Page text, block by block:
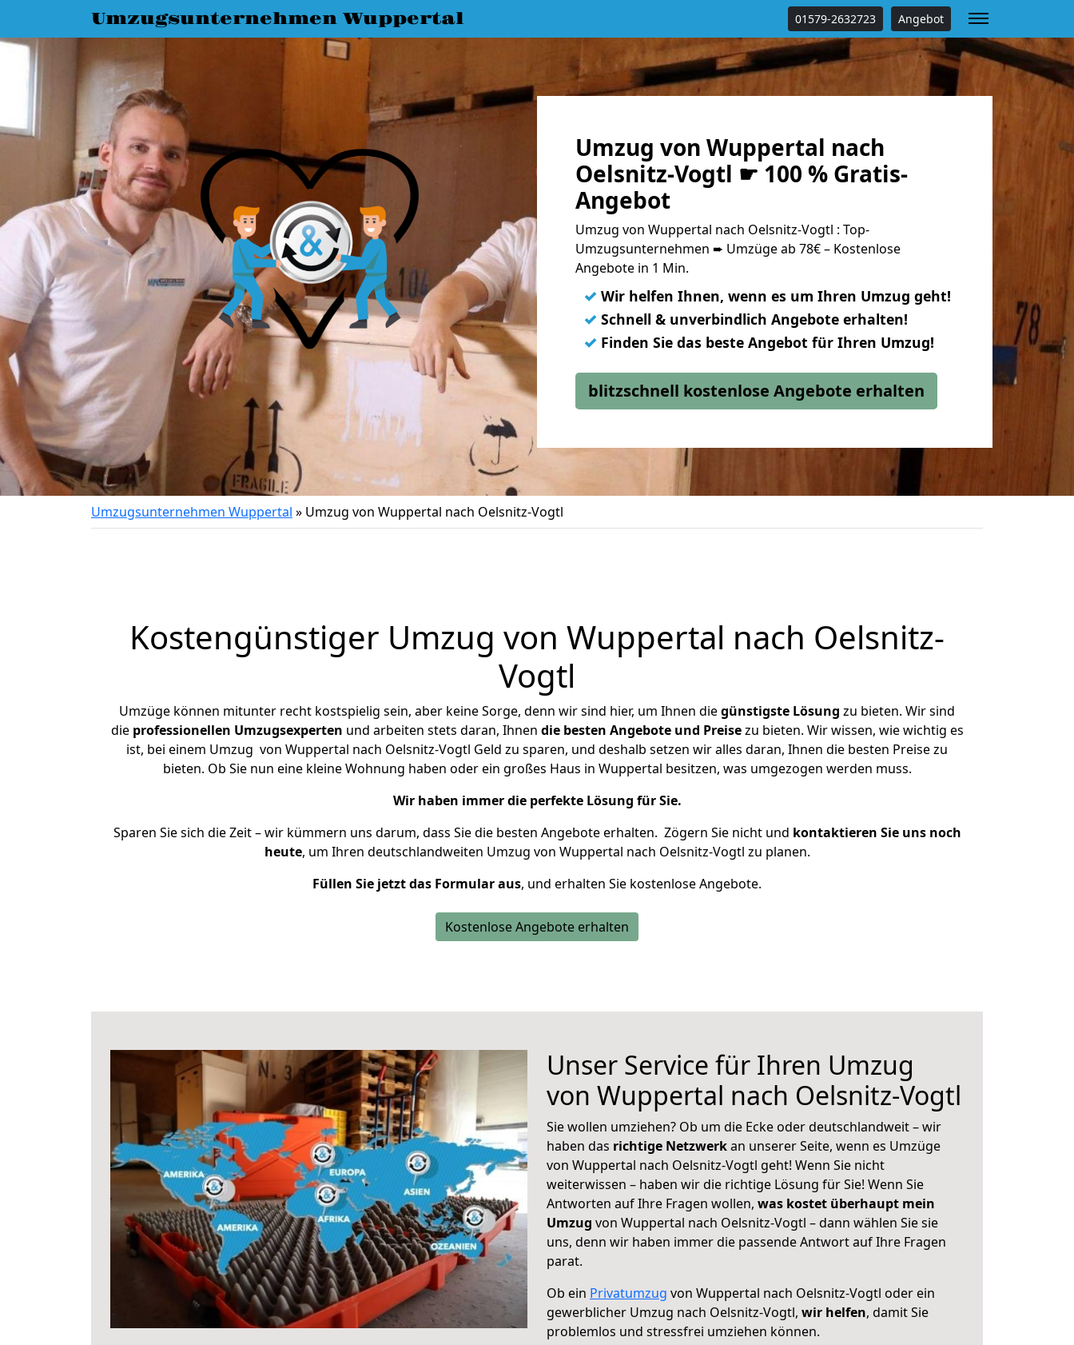
Umzugsunternehmen Wuppertal 01579-2632723 Angebot
Umzug von Wuppertal nach
Oelsnitz-Vogtl ☛ 100 % Gratis-
Angebot
Umzug von Wuppertal nach Oelsnitz-Vogtl : Top-
Umzugsunternehmen ➨ Umzüge ab 78€ – Kostenlose
Angebote in 1 Min.
✓ Wir helfen Ihnen, wenn es um Ihren Umzug geht!
✓ Schnell & unverbindlich Angebote erhalten!
✓ Finden Sie das beste Angebot für Ihren Umzug!
blitzschnell kostenlose Angebote erhalten
Umzugsunternehmen Wuppertal » Umzug von Wuppertal nach Oelsnitz-Vogtl
Kostengünstiger Umzug von Wuppertal nach Oelsnitz-
Vogtl
Umzüge können mitunter recht kostspielig sein, aber keine Sorge, denn wir sind hier, um Ihnen diegünstigste Lösung zu bieten. Wir sind
die professionellen Umzugsexperten und arbeiten stets daran, Ihnen die besten Angebote und Preisezu bieten. Wir wissen, wie wichtig es
ist, bei einem Umzug von Wuppertal nach Oelsnitz-Vogtl Geld zu sparen, und deshalb setzen wir alles daran, Ihnen die besten Preise zu
bieten. Ob Sie nun eine kleine Wohnung haben oder ein großes Haus in Wuppertal besitzen, was umgezogen werden muss.
Wir haben immer die perfekte Lösung für Sie.
Sparen Sie sich die Zeit – wir kümmern uns darum, dass Sie die besten Angebote erhalten. Zögern Sie nicht und kontaktieren Sie uns noch
heute, um Ihren deutschlandweiten Umzug von Wuppertal nach Oelsnitz-Vogtl zu planen.
Füllen Sie jetzt das Formular aus, und erhalten Sie kostenlose Angebote.
Kostenlose Angebote erhalten
Unser Service für Ihren Umzug
von Wuppertal nach Oelsnitz-Vogtl
Sie wollen umziehen? Ob um die Ecke oder deutschlandweit – wir
haben das richtige Netzwerkan unserer Seite, wenn es Umzüge
von Wuppertal nach Oelsnitz-Vogtl geht! Wenn Sie nicht
weiterwissen – haben wir die richtige Lösung für Sie! Wenn Sie
Antworten auf Ihre Fragen wollen, was kostet überhaupt mein
Umzug von Wuppertal nach Oelsnitz-Vogtl – dann wählen Sie sie
uns, denn wir haben immer die passende Antwort auf Ihre Fragen
parat.
Ob ein Privatumzug von Wuppertal nach Oelsnitz-Vogtl oder ein
gewerblicher Umzug nach Oelsnitz-Vogtl, wir helfen, damit Sie
problemlos und stressfrei umziehen können.